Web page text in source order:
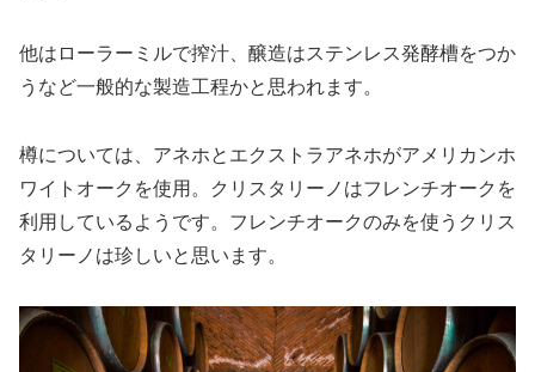
他はローラーミルで搾汁、醸造はステンレス発酵槽をつか
うなど一般的な製造工程かと思われます。
樽については、アネホとエクストラアネホがアメリカンホ
ワイトオークを使用。クリスタリーノはフレンチオークを
利用しているようです。フレンチオークのみを使うクリス
タリーノは珍しいと思います。